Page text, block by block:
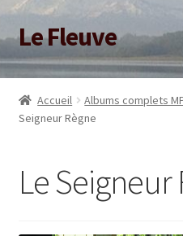
Aller
à
la
navigation
Aller
au
contenu
Le Fleuve
Accueil
Blog
Adhésion/Soutien
Accueil Albums complets
Seigneur Règne
Le Seigneur